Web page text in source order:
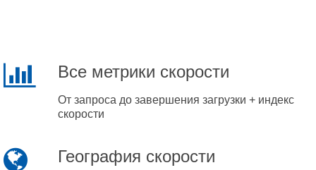
Все метрики скорости
От запроса до завершения загрузки + индекс
скорости
География скорости